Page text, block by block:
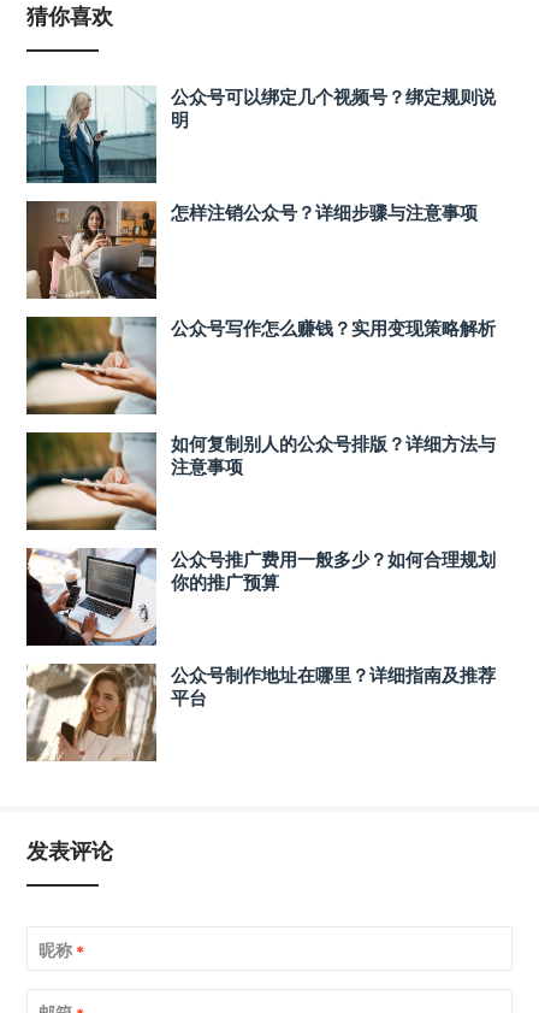
猜你喜欢
公众号可以绑定几个视频号？绑定规则说
明
怎样注销公众号？详细步骤与注意事项
公众号写作怎么赚钱？实用变现策略解析
如何复制别人的公众号排版？详细方法与
注意事项
公众号推广费用一般多少？如何合理规划
你的推广预算
公众号制作地址在哪里？详细指南及推荐
平台
发表评论
昵称 *